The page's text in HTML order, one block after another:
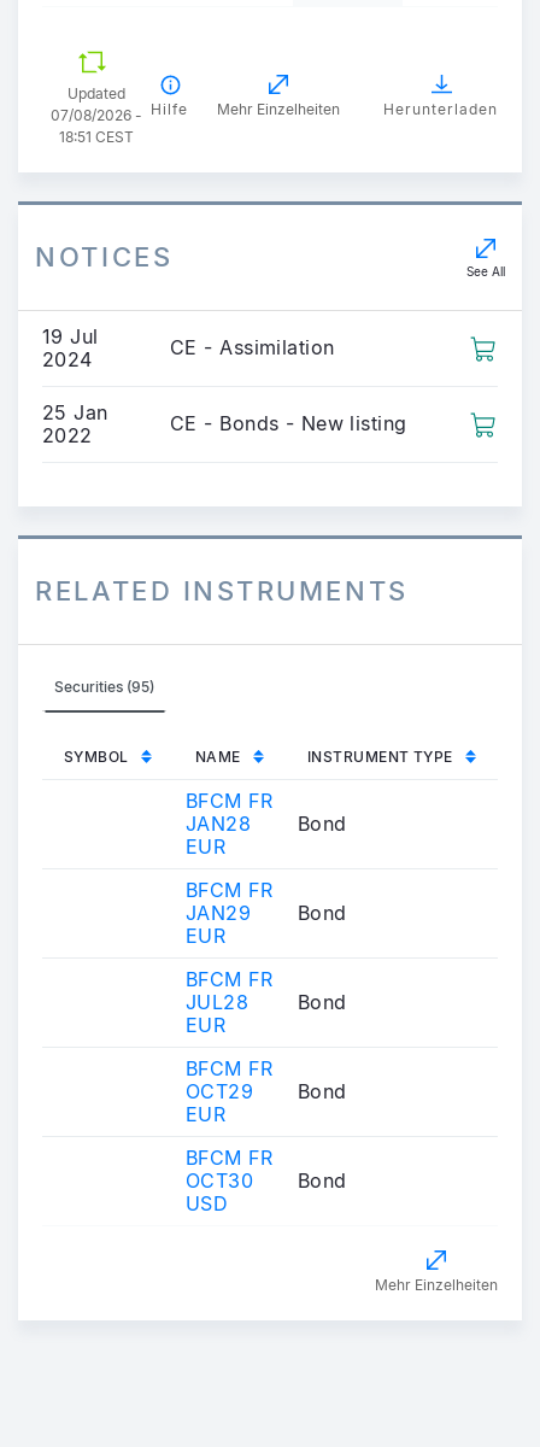
Updated
07/08/2026 -
18:51 CEST
Hilfe Mehr Einzelheiten Herunterladen
NOTICES See All
19 Jul
2024
CE - Assimilation
25 Jan
2022
CE - Bonds - New listing
RELATED INSTRUMENTS
Securities (95)
SYMBOL NAME INSTRUMENT TYPE
BFCM FR
JAN28
EUR
Bond
BFCM FR
JAN29
EUR
Bond
BFCM FR
JUL28
EUR
Bond
BFCM FR
OCT29
EUR
Bond
BFCM FR
OCT30
USD
Bond
Mehr Einzelheiten